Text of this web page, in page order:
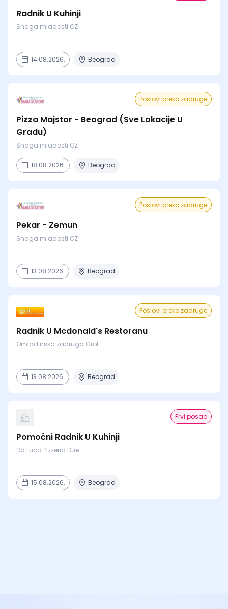
Radnik U Kuhinji
Snaga mladosti OZ
14.08.2026. Beograd
Poslovi preko zadruge
Pizza Majstor - Beograd (Sve Lokacije U
Gradu)
Snaga mladosti OZ
18.08.2026. Beograd
Poslovi preko zadruge
Pekar - Zemun
Snaga mladosti OZ
13.08.2026. Beograd
Poslovi preko zadruge
Radnik U Mcdonald's Restoranu
Omladinska zadruga Grof
13.08.2026. Beograd
Prvi posao
Pomoćni Radnik U Kuhinji
Da Luca Pizzeria Due
15.08.2026. Beograd